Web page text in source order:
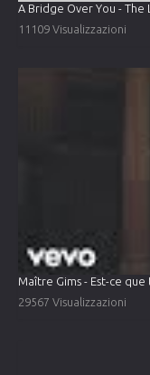
A Bridge Over You - The
11109 Visualizzazioni
Maître Gims - Est-ce que
29567 Visualizzazioni